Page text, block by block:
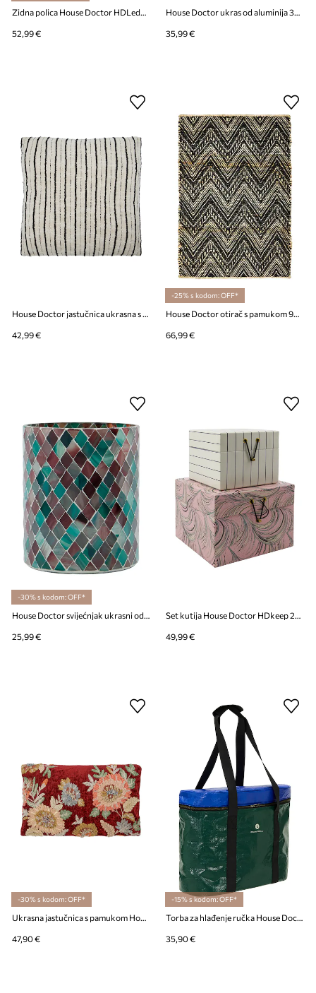
52,99 € 35,99 €
House Doctor jastučnica ukrasna s pamukom 50 x 50 cm
42,99 €
-25% s kodom: OFF*
House Doctor otirač s pamukom 90 x 60 cm
66,99 €
-30% s kodom: OFF*
House Doctor svijećnjak ukrasni od stakla 13 x 11 cm
25,99 €
Set kutija House Doctor HDkeep 2-pack
49,99 €
-30% s kodom: OFF*
47,90 €
-15% s kodom: OFF*
35,90 €